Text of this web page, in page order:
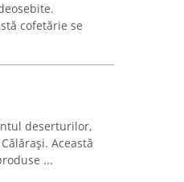
cofetărie se
deserturilor,
Această
...